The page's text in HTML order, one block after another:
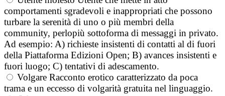
comportamenti sgradevoli e inappropriati che possono
turbare la serenità di uno o più membri della
community, perlopiù sottoforma di messaggi in privato.
Ad esempio: A) richieste insistenti di contatti al di fuori
della Piattaforma Edizioni Open; B) avances insistenti e
fuori luogo; C) tentativi di adescamento.
Volgare Racconto erotico caratterizzato da poca
trama e un eccesso di volgarità gratuita nel linguaggio.